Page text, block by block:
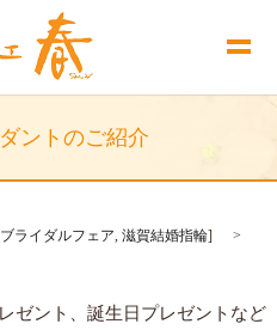
ントのご紹介
ブライダルフェア ,滋賀結婚指輪]
ゼント、誕生日プレゼントなど